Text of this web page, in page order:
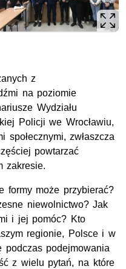
z
na poziomie
Wydziału
Policji we Wrocławiu,
zwłaszcza
powtarzać
zakresie.
formy może przybierać?
niewolnictwo? Jak
i jej pomóc? Kto
regionie, Polsce i w
podejmowania
z wielu pytań, na które